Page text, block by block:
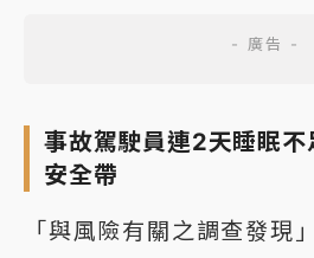
事故駕駛員連2天睡眠
安全帶
「與風險有關之調查發現